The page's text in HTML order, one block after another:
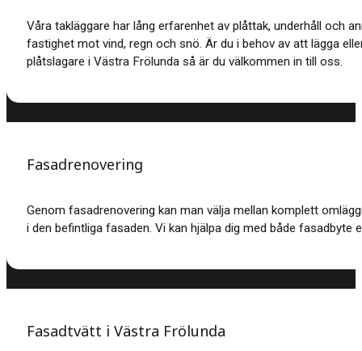
Våra takläggare har lång erfarenhet av plåttak, underhåll och
fastighet mot vind, regn och snö. Är du i behov av att lägga
plåtslagare i Västra Frölunda så är du välkommen in till oss.
Fasadrenovering
Genom fasadrenovering kan man välja mellan komplett
i den befintliga fasaden. Vi kan hjälpa dig med både fasadbyte
Fasadtvätt i Västra Frölunda